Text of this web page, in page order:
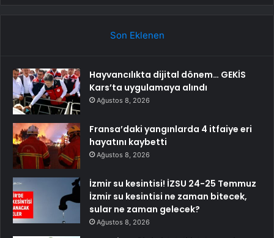
Son Eklenen
Hayvancılıkta dijital dönem… GEKİS
Kars’ta uygulamaya alındı
Ağustos 8, 2026
Fransa’daki yangınlarda 4 itfaiye eri
hayatını kaybetti
Ağustos 8, 2026
İzmir su kesintisi! İZSU 24-25 Temmuz
İzmir su kesintisi ne zaman bitecek,
sular ne zaman gelecek?
Ağustos 8, 2026